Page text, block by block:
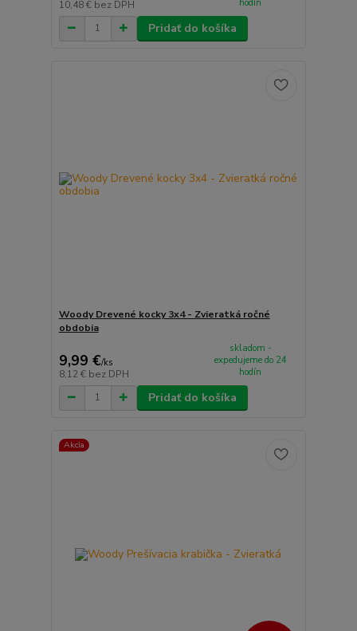
10,48 € bez DPH hodín
Pridať do košíka
Woody Drevené kocky 3x4 - Zvieratká ročné
obdobia
9,99 €/ks
8,12 € bez DPH
skladom -
expedujeme do 24
hodín
Pridať do košíka
Akcia